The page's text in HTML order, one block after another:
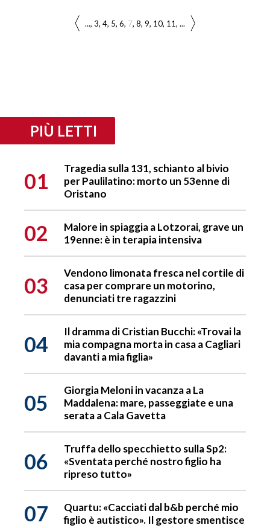
... 3 4 5 6 7 8 9 10 11 ...
PIÙ LETTI
01
Tragedia sulla 131, schianto al bivio
per Paulilatino: morto un 53enne di
Oristano
02
Malore in spiaggia a Lotzorai, grave un
19enne: è in terapia intensiva
03
Vendono limonata fresca nel cortile di
casa per comprare un motorino,
denunciati tre ragazzini
04
Il dramma di Cristian Bucchi: «Trovai la
mia compagna morta in casa a Cagliari
davanti a mia figlia»
05
Giorgia Meloni in vacanza a La
Maddalena: mare, passeggiate e una
serata a Cala Gavetta
06
Truffa dello specchietto sulla Sp2:
«Sventata perché nostro figlio ha
ripreso tutto»
07
Quartu: «Cacciati dal b&b perché mio
figlio è autistico». Il gestore smentisce